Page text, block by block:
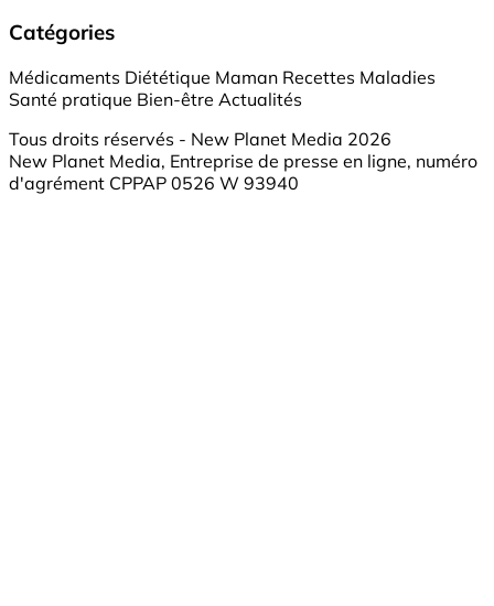
Catégories
Médicaments Diététique Maman Recettes Maladies
Santé pratique Bien-être Actualités
Tous droits réservés - New Planet Media 2026
New Planet Media, Entreprise de presse en ligne, numéro
d'agrément CPPAP 0526 W 93940